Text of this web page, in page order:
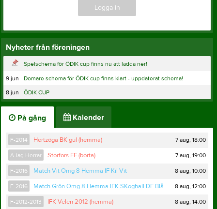
Logga in
Nyheter från föreningen
Spelschema för ÖDIK cup finns nu att ladda ner!
9 jun
Domare schema för ÖDIK cup finns klart - uppdaterat schema!
8 jun
ÖDIK CUP
På gång Kalender
F-2014 Hertzöga BK gul (hemma) 7 aug, 18:00
A-lag Herrar Storfors FF (borta) 7 aug, 19:00
F-2016 Match Vit Omg 8 Hemma IF Kil Vit 8 aug, 10:00
F-2016 Match Grön Omg 8 Hemma IFK SKoghall DF Blå 8 aug, 12:00
F-2012-2013 IFK Velen 2012 (hemma) 8 aug, 14:00